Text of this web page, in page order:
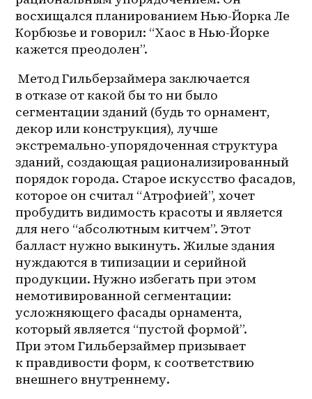
восхищался планированием Нью-Йорка Ле
Корбюзье и говорил: “Хаос в Нью-Йорке
кажется преодолен”.
Метод Гильберзаймера заключается
в отказе от какой бы то ни было
сегментации зданий (будь то орнамент,
декор или конструкция), лучше
экстремально-упорядоченная структура
зданий, создающая рационализированный
порядок города. Старое искусство фасадов,
которое он считал “Атрофией”, хочет
пробудить видимость красоты и является
для него “абсолютным китчем”. Этот
балласт нужно выкинуть. Жилые здания
нуждаются в типизации и серийной
продукции. Нужно избегать при этом
немотивированной сегментации:
усложняющего фасады орнамента,
который является “пустой формой”.
При этом Гильберзаймер призывает
к правдивости форм, к соответствию
внешнего внутреннему.